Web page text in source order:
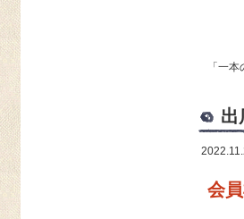
「一
出
会